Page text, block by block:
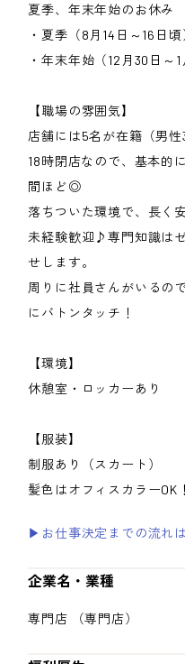
夏季、年末年始のお休み
・夏季（8月14日～16日頃
・年末年始（12月30日～1
【職場の雰囲気】
店舗には5名が在籍（男性
18時閉店なので、基本的
間ほど◎
落ちついた環境で、長く
未経験歓迎♪専門知識は
せします。
周りに社員さんがいるの
にバトンタッチ！
【環境】
休憩室・ロッカーあり
【服装】
制服あり（スカート）
髪色はオフィスカラーOK！
▶お仕事決定までの流れ
企業名・業種
専門店 （専門店）